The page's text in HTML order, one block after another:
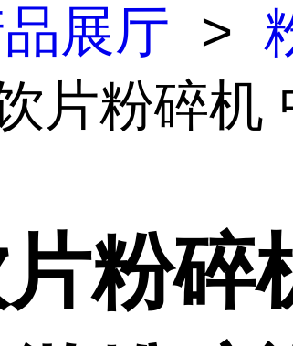
展厅 >
片粉碎机
粉碎